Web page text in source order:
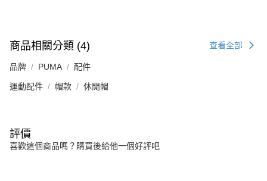
商品相關分類 (4) 查看全部
品牌 PUMA 配件
運動配件 帽款 休閒帽
評價
喜歡這個商品嗎？購買後給他一個好評吧